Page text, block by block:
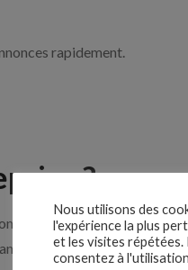
rapidement.
?
de l’aide à domicile
sur le bouton ci-dessous.
Nous utilisons des
l'expérience la plus
et les visites répétées.
consentez à